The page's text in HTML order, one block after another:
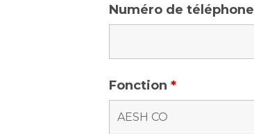
Numéro de téléphone
Fonction *